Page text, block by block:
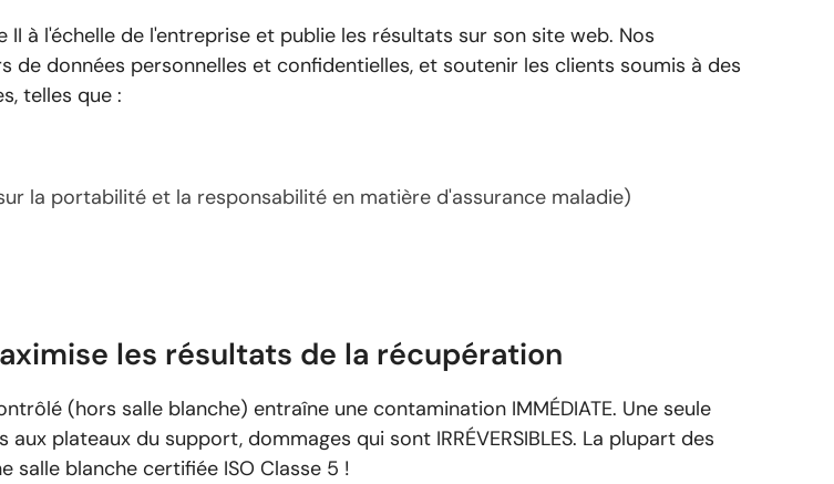
II à l'échelle de l'entreprise et publie les résultats sur son site web. Nos
données personnelles et confidentielles, et soutenir les clients soumis à des
telles que :
la portabilité et la responsabilité en matière d'assurance maladie)
les résultats de la récupération
(hors salle blanche) entraîne une contamination IMMÉDIATE. Une seule
plateaux du support, dommages qui sont IRRÉVERSIBLES. La plupart des
salle blanche certifiée ISO Classe 5 !